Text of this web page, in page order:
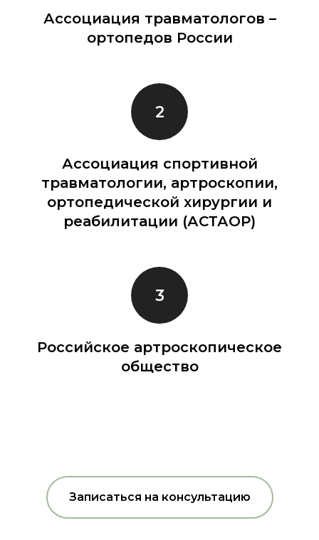
Ассоциация травматологов –
ортопедов России
Ассоциация спортивной
травматологии, артроскопии,
ортопедической хирургии и
реабилитации (АСТАОР)
Российское артроскопическое
общество
Записаться на консультацию